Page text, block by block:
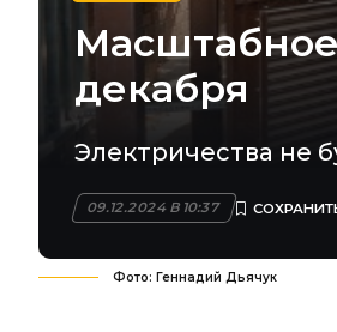
декабря
Электричества не
09.12.2024 В 10:37
Фото: Геннадий Дьячук